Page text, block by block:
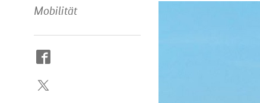
Mobilität
So
Sie